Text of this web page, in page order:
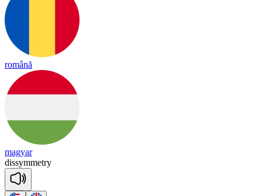
română
magyar
dissymmetry